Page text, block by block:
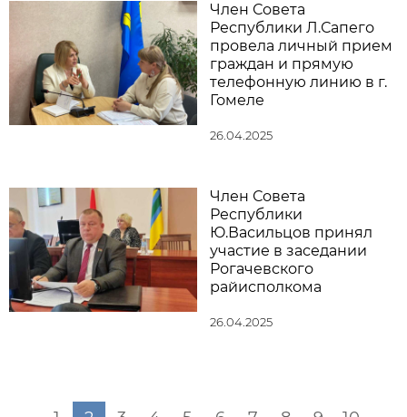
Член Совета
Республики Л.Сапего
провела личный прием
граждан и прямую
телефонную линию в г.
Гомеле
26.04.2025
Член Совета
Республики
Ю.Васильцов принял
участие в заседании
Рогачевского
райисполкома
26.04.2025